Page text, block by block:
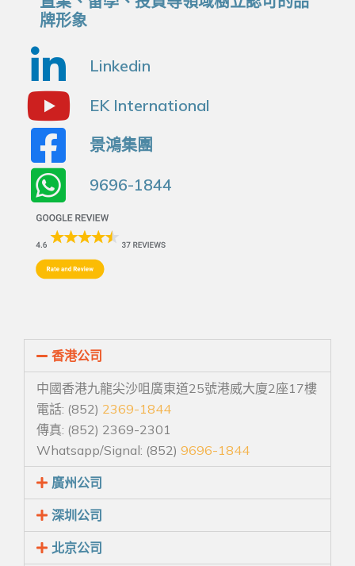
牌形象
Linkedin
EK International
景鴻集團
9696-1844
香港公司
中國香港九龍尖沙咀廣東道25號港威大廈2座17樓
電話: (852) 2369-1844
傳真: (852) 2369-2301
Whatsapp/Signal: (852) 9696-1844
廣州公司
深圳公司
北京公司